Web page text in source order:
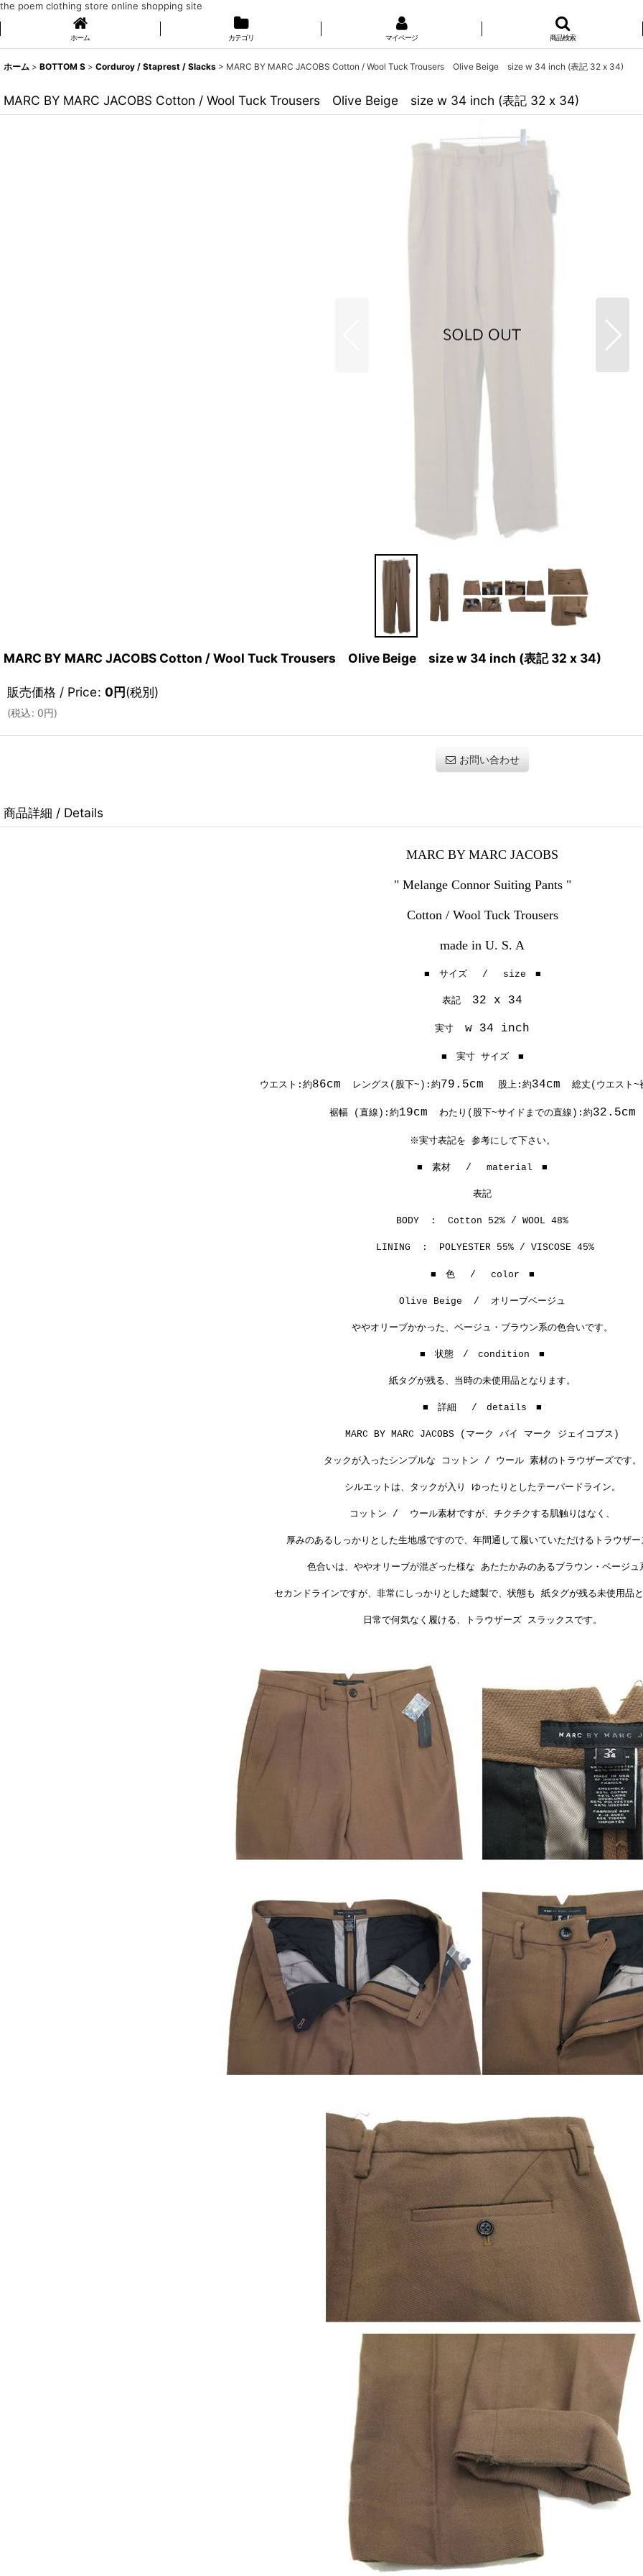
the poem clothing store online shopping site
ホーム カテゴリ マイページ 商品検索
ホーム > BOTTOM S > Corduroy / Staprest / Slacks > MARC BY MARC JACOBS Cotton / Wool Tuck Trousers Olive Beige size w 34 inch (表記 32 x 34)
MARC BY MARC JACOBS Cotton / Wool Tuck Trousers Olive Beige size w 34 inch (表記 32 x 34)
MARC BY MARC JACOBS Cotton / Wool Tuck Trousers Olive Beige size w 34 inch (表記 32 x 34)
販売価格 / Price: 0円(税別)
(税込: 0円)
お問い合わせ
商品詳細 / Details
MARC BY MARC JACOBS
" Melange Connor Suiting Pants "
Cotton / Wool Tuck Trousers
made in U. S. A
■ サイズ / size ■
表記 32 x 34
実寸 w 34 inch
■ 実寸 サイズ ■
ウエスト:約86cm レングス(股下~):約79.5cm 股上:約34cm 総丈(ウエスト
裾幅 (直線):約19cm わたり(股下~サイドまでの直線):約32.5cm
※実寸表記を 参考にして下さい。
■ 素材 / material ■
表記
BODY : Cotton 52% / WOOL 48%
LINING : POLYESTER 55% / VISCOSE 45%
■ 色 / color ■
Olive Beige / オリーブベージュ
ややオリーブかかった、ベージュ・ブラウン系の色合いです。
■ 状態 / condition ■
紙タグが残る、当時の未使用品となります。
■ 詳細 / details ■
MARC BY MARC JACOBS (マーク バイ マーク ジェイコブス)
タックが入ったシンプルな コットン / ウール 素材のトラウザーズです。
シルエットは、タックが入り ゆったりとしたテーパードライン。
コットン / ウール素材ですが、チクチクする肌触りはなく、
厚みのあるしっかりとした生地感ですので、年間通して履いていただけるトラウザー
色合いは、ややオリーブが混ざった様な あたたかみのあるブラウン・ベージュ
セカンドラインですが、非常にしっかりとした縫製で、状態も 紙タグが残る未使用品と
日常で何気なく履ける、トラウザーズ スラックスです。